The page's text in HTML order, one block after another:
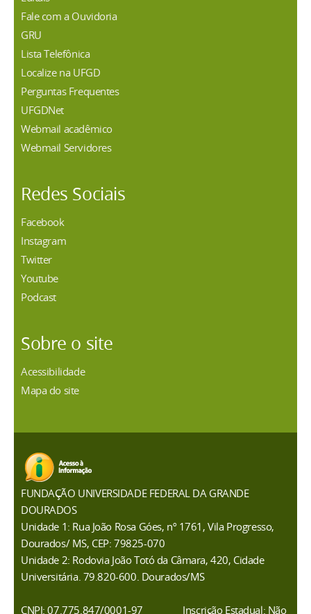
Fale com a Ouvidoria
GRU
Lista Telefônica
Localize na UFGD
Perguntas Frequentes
UFGDNet
Webmail acadêmico
Webmail Servidores
Redes Sociais
Facebook
Instagram
Twitter
Youtube
Podcast
Sobre o site
Acessibilidade
Mapa do site
FUNDAÇÃO UNIVERSIDADE FEDERAL DA GRANDE
DOURADOS
Unidade 1: Rua João Rosa Góes, nº 1761, Vila Progresso,
Dourados/ MS, CEP: 79825-070
Unidade 2: Rodovia João Totó da Câmara, 420, Cidade
Universitária. 79.820-600. Dourados/MS
CNPJ: 07.775.847/0001-97 Inscrição Estadual: Não